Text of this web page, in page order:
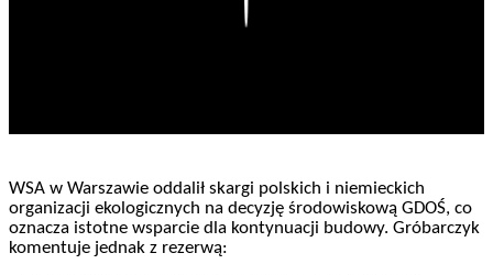
WSA w Warszawie oddalił skargi polskich i niemieckich
organizacji ekologicznych na decyzję środowiskową GDOŚ, co
oznacza istotne wsparcie dla kontynuacji budowy. Gróbarczyk
komentuje jednak z rezerwą: